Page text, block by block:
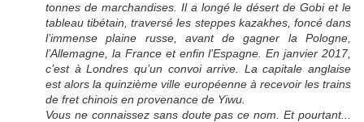
tonnes de marchandises. Il a longé le désert de Gobi et le
tableau tibétain, traversé les steppes kazakhes, foncé dans
l’immense plaine russe, avant de gagner la Pologne,
l’Allemagne, la France et enfin l’Espagne. En janvier 2017,
c’est à Londres qu’un convoi arrive. La capitale anglaise
est alors la quinzième ville européenne à recevoir les trains
de fret chinois en provenance de Yiwu
Vous ne connaissez sans doute pas ce nom. Et pourtant...